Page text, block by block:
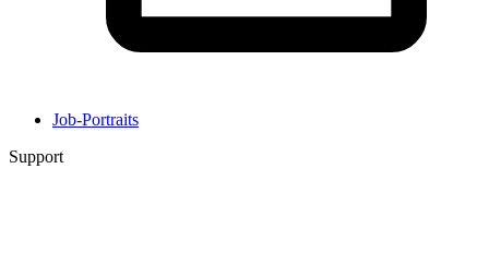
Job-Portraits
Support